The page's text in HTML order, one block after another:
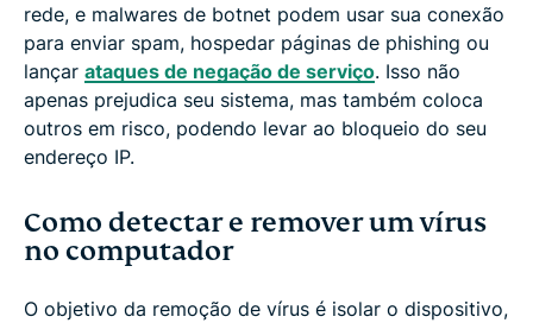
rede, e malwares de botnet podem usar sua conexão
para enviar spam, hospedar páginas de phishing ou
lançar ataques de negação de serviço. Isso não
apenas prejudica seu sistema, mas também coloca
outros em risco, podendo levar ao bloqueio do seu
endereço IP.
Como detectar e remover um vírus
no computador
O objetivo da remoção de vírus é isolar o dispositivo,